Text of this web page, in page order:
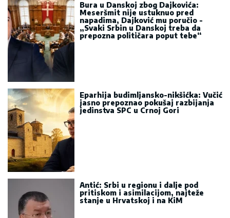
Bura u Danskoj zbog Dajkovića:
Meseršmit nije ustuknuo pred
napadima, Dajković mu poručio -
„Svaki Srbin u Danskoj treba da
prepozna političara poput tebe“
Eparhija budimljansko-nikšićka: Vučić
jasno prepoznao pokušaj razbijanja
jedinstva SPC u Crnoj Gori
Antić: Srbi u regionu i dalje pod
pritiskom i asimilacijom, najteže
stanje u Hrvatskoj i na KiM